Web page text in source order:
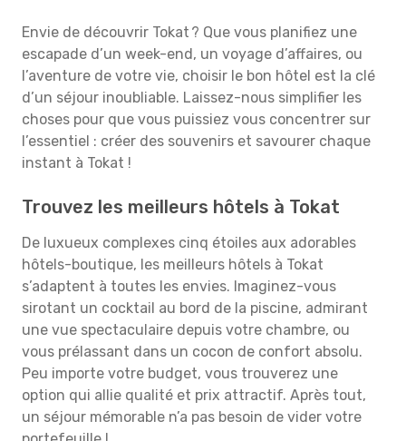
Envie de découvrir Tokat ? Que vous planifiez une
escapade d’un week-end, un voyage d’affaires, ou
l’aventure de votre vie, choisir le bon hôtel est la clé
d’un séjour inoubliable. Laissez-nous simplifier les
choses pour que vous puissiez vous concentrer sur
l’essentiel : créer des souvenirs et savourer chaque
instant à Tokat !
Trouvez les meilleurs hôtels à Tokat
De luxueux complexes cinq étoiles aux adorables
hôtels-boutique, les meilleurs hôtels à Tokat
s’adaptent à toutes les envies. Imaginez-vous
sirotant un cocktail au bord de la piscine, admirant
une vue spectaculaire depuis votre chambre, ou
vous prélassant dans un cocon de confort absolu.
Peu importe votre budget, vous trouverez une
option qui allie qualité et prix attractif. Après tout,
un séjour mémorable n’a pas besoin de vider votre